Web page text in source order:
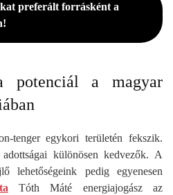
preferált forrásként a
potenciál a magyar
tenger egykori területén fekszik.
különösen kedvezők. A
lehetőségeink pedig egyenesen
Tóth Máté energiajogász az